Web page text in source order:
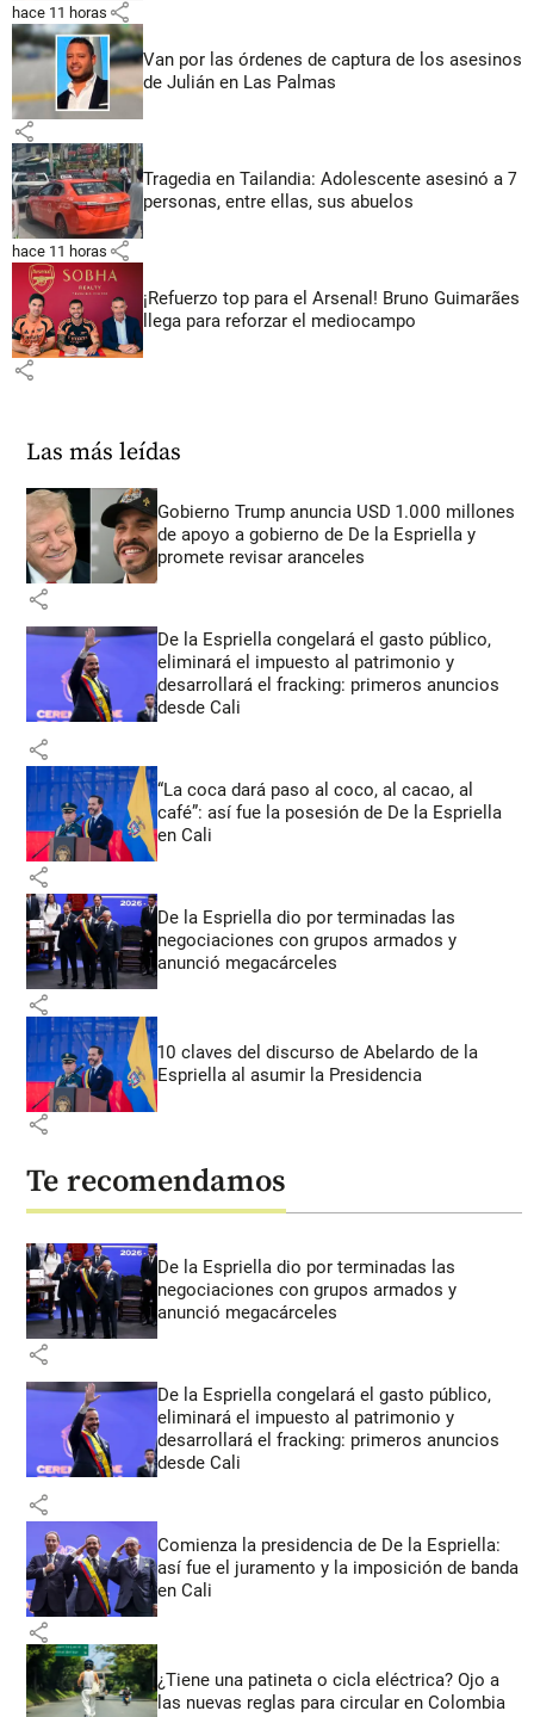
hace 11 horas share
Van por las órdenes de captura de los asesinos
de Julián en Las Palmas
share
Tragedia en Tailandia: Adolescente asesinó a 7
personas, entre ellas, sus abuelos
hace 11 horas share
¡Refuerzo top para el Arsenal! Bruno Guimarães
llega para reforzar el mediocampo
share
Las más leídas
Gobierno Trump anuncia USD 1.000 millones
de apoyo a gobierno de De la Espriella y
promete revisar aranceles
share
De la Espriella congelará el gasto público,
eliminará el impuesto al patrimonio y
desarrollará el fracking: primeros anuncios
desde Cali
share
“La coca dará paso al coco, al cacao, al
café”: así fue la posesión de De la Espriella
en Cali
share
De la Espriella dio por terminadas las
negociaciones con grupos armados y
anunció megacárceles
share
10 claves del discurso de Abelardo de la
Espriella al asumir la Presidencia
share
Te recomendamos
De la Espriella dio por terminadas las
negociaciones con grupos armados y
anunció megacárceles
share
De la Espriella congelará el gasto público,
eliminará el impuesto al patrimonio y
desarrollará el fracking: primeros anuncios
desde Cali
share
Comienza la presidencia de De la Espriella:
así fue el juramento y la imposición de banda
en Cali
share
¿Tiene una patineta o cicla eléctrica? Ojo a
las nuevas reglas para circular en Colombia